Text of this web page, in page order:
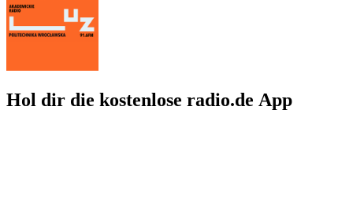
Hol dir die kostenlose radio.de App